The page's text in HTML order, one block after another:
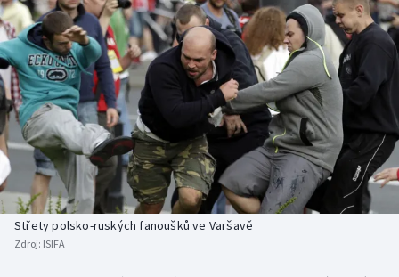
Cyklistika
DALŠÍ SPORTY
Americký fotbal
Baseball a softbal
Basketbal
Biatlon
NEPŘEHLÉDNĚTE
Soutěže
Historické návraty
Aplikace ČT sport
Střety polsko-ruských fanoušků ve Varšavě
Zdroj: ISIFA